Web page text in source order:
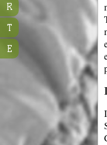
R
T
E